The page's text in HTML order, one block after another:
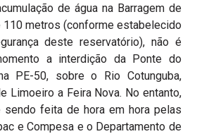
de água na Barragem de
110 metros (conforme estabelecido
deste reservatório), não é
a interdição da Ponte do
PE-50, sobre o Rio Cotunguba,
Limoeiro a Feira Nova. No entanto,
sendo feita de hora em hora pelas
e Compesa e o Departamento de